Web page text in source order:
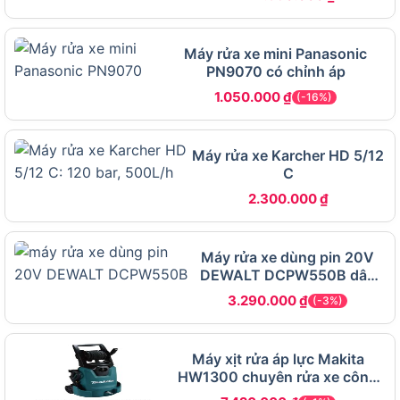
Với trọng lượng chỉ 3.32 kg, đây là một trong
những mẫu máy rửa xe nhẹ nhất hiện có trên thị
trường Việt Nam, phù hợp cho cả phụ nữ và người
Thiết kế ngoại quan và màu sắc đặc trưng của Karcher K2 Classic
Xuất xứ thương hiệu Karcher và nền tảng uy
Máy rửa xe mini Panasonic
PN9070 có chỉnh áp
1.050.000₫ (-16%)
Máy rửa xe Karcher HD 5/12
C
2.300.000₫
Máy rửa xe dùng pin 20V
DEWALT DCPW550B dây
7m
3.290.000₫ (-3%)
Máy xịt rửa áp lực Makita
HW1300 chuyên rửa xe công
suất lớn